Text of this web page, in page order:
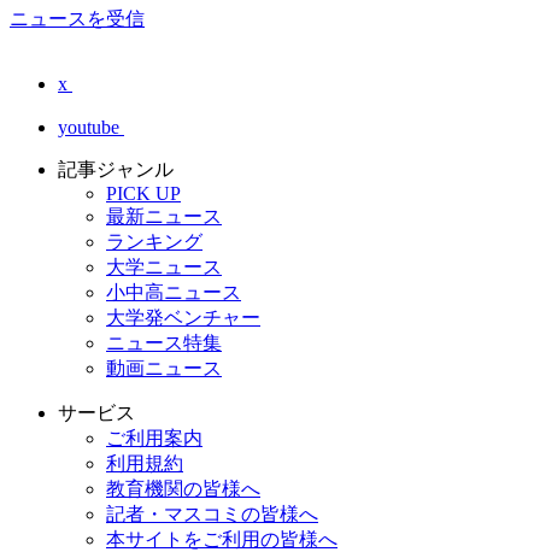
ニュースを受信
x
youtube
記事ジャンル
PICK UP
最新ニュース
ランキング
大学ニュース
小中高ニュース
大学発ベンチャー
ニュース特集
動画ニュース
サービス
ご利用案内
利用規約
教育機関の皆様へ
記者・マスコミの皆様へ
本サイトをご利用の皆様へ